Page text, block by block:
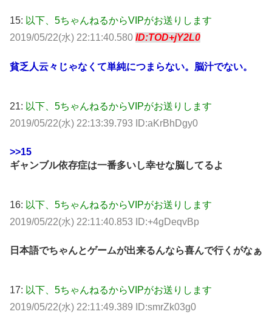
15: 以下、5ちゃんねるからVIPがお送りします
2019/05/22(水) 22:11:40.580 ID:TOD+jY2L0
貧乏人云々じゃなくて単純につまらない。脳汁でない。
21: 以下、5ちゃんねるからVIPがお送りします
2019/05/22(水) 22:13:39.793 ID:aKrBhDgy0
>>15
ギャンブル依存症は一番多いし幸せな脳してるよ
16: 以下、5ちゃんねるからVIPがお送りします
2019/05/22(水) 22:11:40.853 ID:+4gDeqvBp
日本語でちゃんとゲームが出来るんなら喜んで行くがなぁ
17: 以下、5ちゃんねるからVIPがお送りします
2019/05/22(水) 22:11:49.389 ID:smrZk03g0